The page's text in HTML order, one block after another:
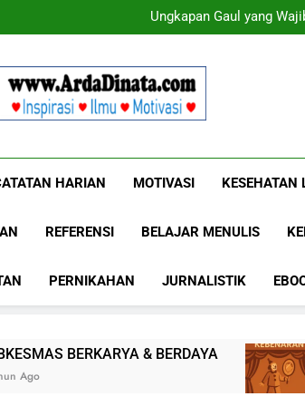
Ungkapan Gaul yang
Ungkapan Gaul yang
HARIAN MOTIVASI KESEHATAN
REFERENSI BELAJAR MENULIS
PERNIKAHAN JURNALISTIK
& BERDAYA Panggung
1 Tahun Ago